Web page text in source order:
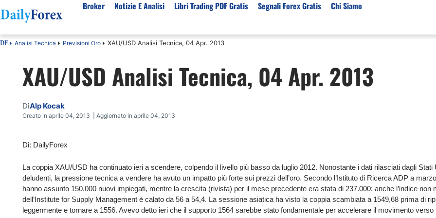
Broker
Bot Trading Automatico
Trading Bonus Senza Deposito
Consob Lista Broker Autorizzati
Broker No Esma
Broker con Spread 0
Migliori Broker Forex
Broker con Leva Alta
Segnali Trading
Copy Trading Forex
Notizie E Analisi
Quotazione EUR USD Real Time
Previsioni S&P500 Oggi
Previsioni Nasdaq 100 Oggi
Previsione Quotazione XAUUSD Oro
Tutte le Valute Disponibili
Tutti gli Indici Disponibili
Previsioni Forex Oggi
Mercato Azionario Oggi
Libri Trading PDF Gratis Segnali Forex Gratis Chi Siamo
Chi Siamo
Politica editoriale
Come Guadagniamo Soldi
La Nostra Metodologia
Perché Fidarsi di Noi
DF Analisi Tecnica Previsioni Oro XAU/USD Analisi Tecnica, 04 Apr. 2013
XAU/USD Analisi Tecnica, 04 Apr. 2013
DiAlp Kocak
Creato in aprile 04, 2013 | Aggiornato in aprile 04, 2013
Di: DailyForex
La coppia XAU/USD ha continuato ieri a scendere, colpendo il livello più basso da luglio 2012. Nonostante i dati rilasciati dagli Stati
deludenti, la pressione tecnica a vendere ha avuto un impatto più forte sui prezzi dell’oro. Secondo l’Istituto di Ricerca ADP a
hanno assunto 150.000 nuovi impiegati, mentre la crescita (rivista) per il mese precedente era stata di 237.000; anche l’indice non
dell’Institute for Supply Management è calato da 56 a 54,4. La sessione asiatica ha visto la coppia scambiata a 1549,68 prima di
leggermente e tornare a 1556. Avevo detto ieri che il supporto 1564 sarebbe stato fondamentale per accelerare il movimento verso